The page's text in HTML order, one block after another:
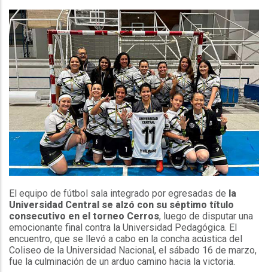
El equipo de fútbol sala integrado por egresadas de la
Universidad Central se alzó con su séptimo título
consecutivo en el torneo Cerros, luego de disputar una
emocionante final contra la Universidad Pedagógica. El
encuentro, que se llevó a cabo en la concha acústica del
Coliseo de la Universidad Nacional, el sábado 16 de marzo,
fue la culminación de un arduo camino hacia la victoria.